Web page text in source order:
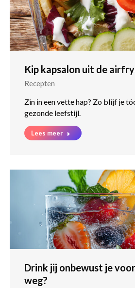
Kip kapsalon uit de
Recepten
Zin in een vette hap? Zo blijf je
gezonde leefstijl.
Lees meer
Drink jij onbewust je
weg?